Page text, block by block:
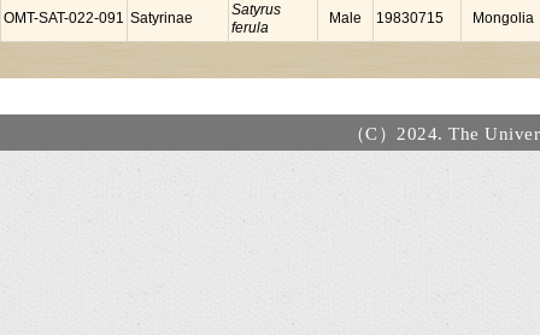
OMT-SAT-022-091 Satyrinae
Satyrus
ferula
Male 19830715 Mongolia
（C）2024. The